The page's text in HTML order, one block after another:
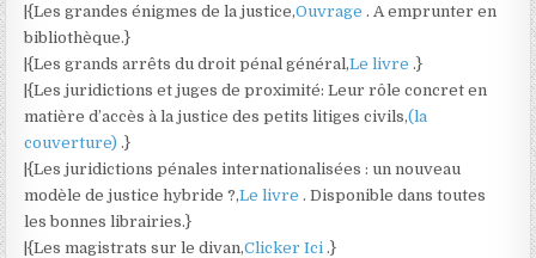
|{Les grandes énigmes de la justice,Ouvrage. A emprunter en
bibliothèque.}
|{Les grands arrêts du droit pénal général,Le livre.}
|{Les juridictions et juges de proximité: Leur rôle concret en
matière d’accès à la justice des petits litiges civils,(la
couverture).}
|{Les juridictions pénales internationalisées : un nouveau
modèle de justice hybride ?,Le livre. Disponible dans toutes
les bonnes librairies.}
|{Les magistrats sur le divan,Clicker Ici.}